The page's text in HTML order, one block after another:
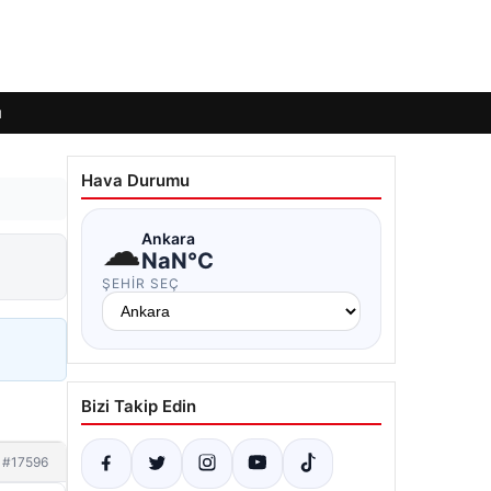
#17596
Hava Durumu
☁Ankara
NaN°C
ŞEHIR SEÇ
Bizi Takip Edin